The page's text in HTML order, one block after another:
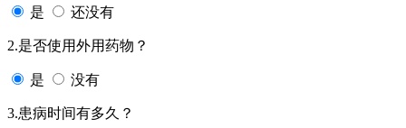
是 还没有
2.是否使用外用药物？
是 没有
3.患病时间有多久？